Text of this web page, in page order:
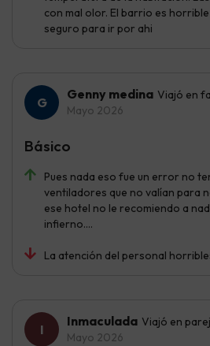
con mal olor. El barrio es
seguro para ir por ahi
Genny medina Viajó en
Mayo 2026
Pues nada eso fue un error no
ventiladores que no valían para
ese hotel no le recomiendo a
infierno....
La atención del personal
Básico
Inmaculada Viajó en
Mayo 2026